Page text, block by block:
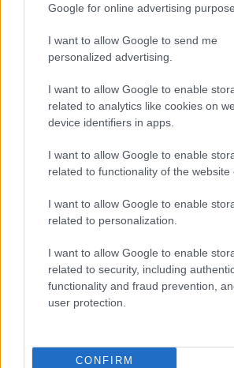
Google for online advertising
I want to allow Google to send me
personalized advertising.
I want to allow Google to enable
related to analytics like cookies on
device identifiers in apps.
I want to allow Google to enable
related to functionality of the website
I want to allow Google to enable
related to personalization.
I want to allow Google to enable
related to security, including
functionality and fraud prevention,
user protection.
CONFIRM
Διαβάζονται αυτή τη στιγμή
Μεταβιβάσεις ακινήτων: Στο
συμβόλαια του 2025 για το
ΕΝΦΙΑ
Μαξίμου για τη βιομηχανία
Πώς μπορείτε να βγείτε
- Οι 3 κινήσεις που πρέπει να
Αστυνομία (ΕΛΑΣ)